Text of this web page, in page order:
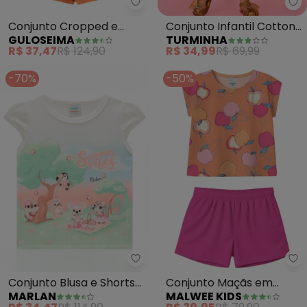
Guloseima - Conjunto
Conjunto Cropped e
Short Ribana (Laranja)
GULOSEIMA
R$ 37,47R$ 124,90
Conjunto Infantil Cotton
Lisvet (Laranja)
TURMINHA
R$ 34,99R$ 69,99
-70%
Marlan - Conjunto Blusa e
Conjunto Blusa e Shorts
Malha Newtech (Laranja)
MARLAN
-50%
Conjunto Maçãs em
Malha (Laranja Pastel)
MALWEE KIDS